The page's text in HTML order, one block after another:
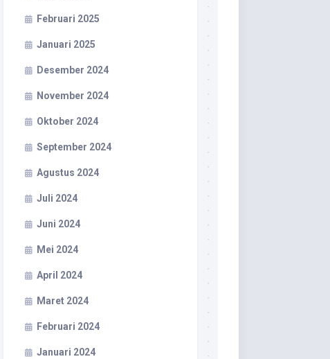
Februari 2025
Januari 2025
Desember 2024
November 2024
Oktober 2024
September 2024
Agustus 2024
Juli 2024
Juni 2024
Mei 2024
April 2024
Maret 2024
Februari 2024
Januari 2024